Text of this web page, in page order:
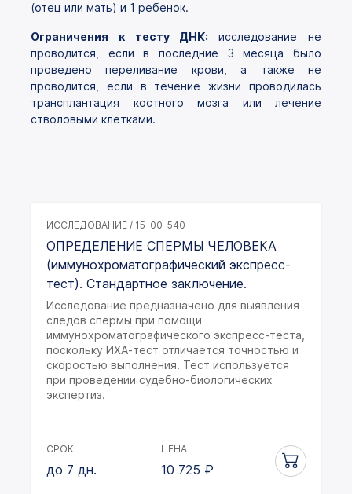
(отец или мать) и 1 ребенок.
Ограничения к тесту ДНК:исследование не
проводится, если в последние 3 месяца было
проведено переливание крови, а также не
проводится, если в течение жизни проводилась
трансплантация костного мозга или лечение
стволовыми клетками.
ИССЛЕДОВАНИЕ / 15-00-540
ОПРЕДЕЛЕНИЕ СПЕРМЫ ЧЕЛОВЕКА
(иммунохроматографический экспресс-
тест). Стандартное заключение.
Исследование предназначено для выявления
следов спермы при помощи
иммунохроматографического экспресс-теста,
поскольку ИХА-тест отличается точностью и
скоростью выполнения. Тест используется
при проведении судебно-биологических
экспертиз.
СРОК
до 7 дн.
ЦЕНА
10 725 ₽